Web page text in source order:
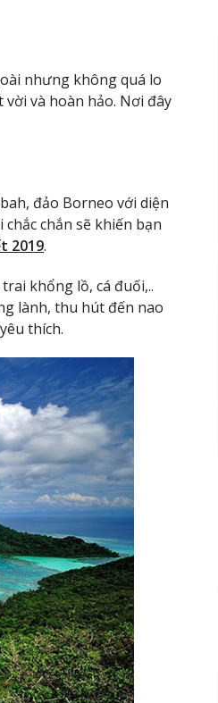
nhưng không quá lo
và hoàn hảo. Nơi đây
đảo Borneo với diện
chắn sẽ khiến bạn
2019.
khổng lồ, cá đuối,..
lành, thu hút đến nao
thích.